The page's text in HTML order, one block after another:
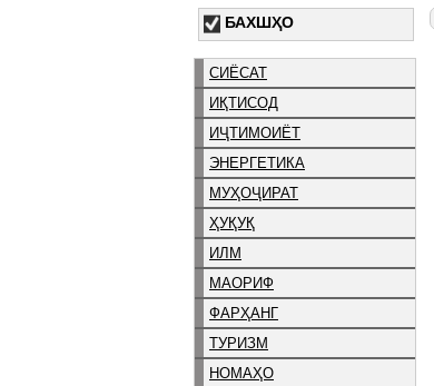
БАХШҲО
СИЁСАТ
ИҚТИСОД
ИҶТИМОИЁТ
ЭНЕРГЕТИКА
МУҲОҶИРАТ
ҲУҚУҚ
ИЛМ
МАОРИФ
ФАРҲАНГ
ТУРИЗМ
НОМАҲО